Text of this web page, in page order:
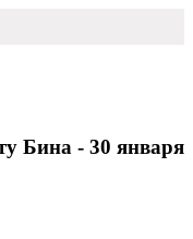
Бина - 30 января